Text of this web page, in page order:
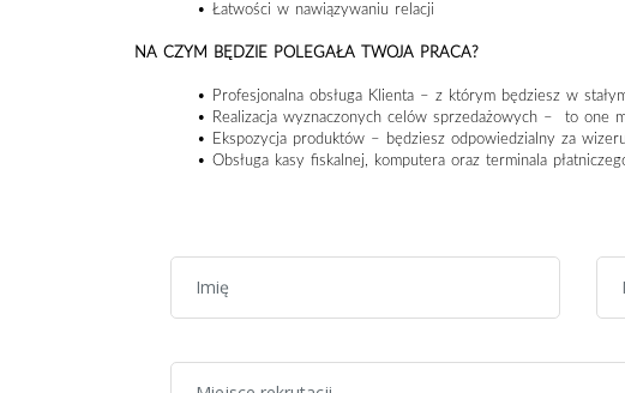
• Łatwości w nawiązywaniu relacji
NA CZYM BĘDZIE POLEGAŁA TWOJA PRACA?
• Profesjonalna obsługa Klienta – z którym będziesz w
• Realizacja wyznaczonych celów sprzedażowych – to one
• Ekspozycja produktów – będziesz odpowiedzialny za
• Obsługa kasy fiskalnej, komputera oraz terminala